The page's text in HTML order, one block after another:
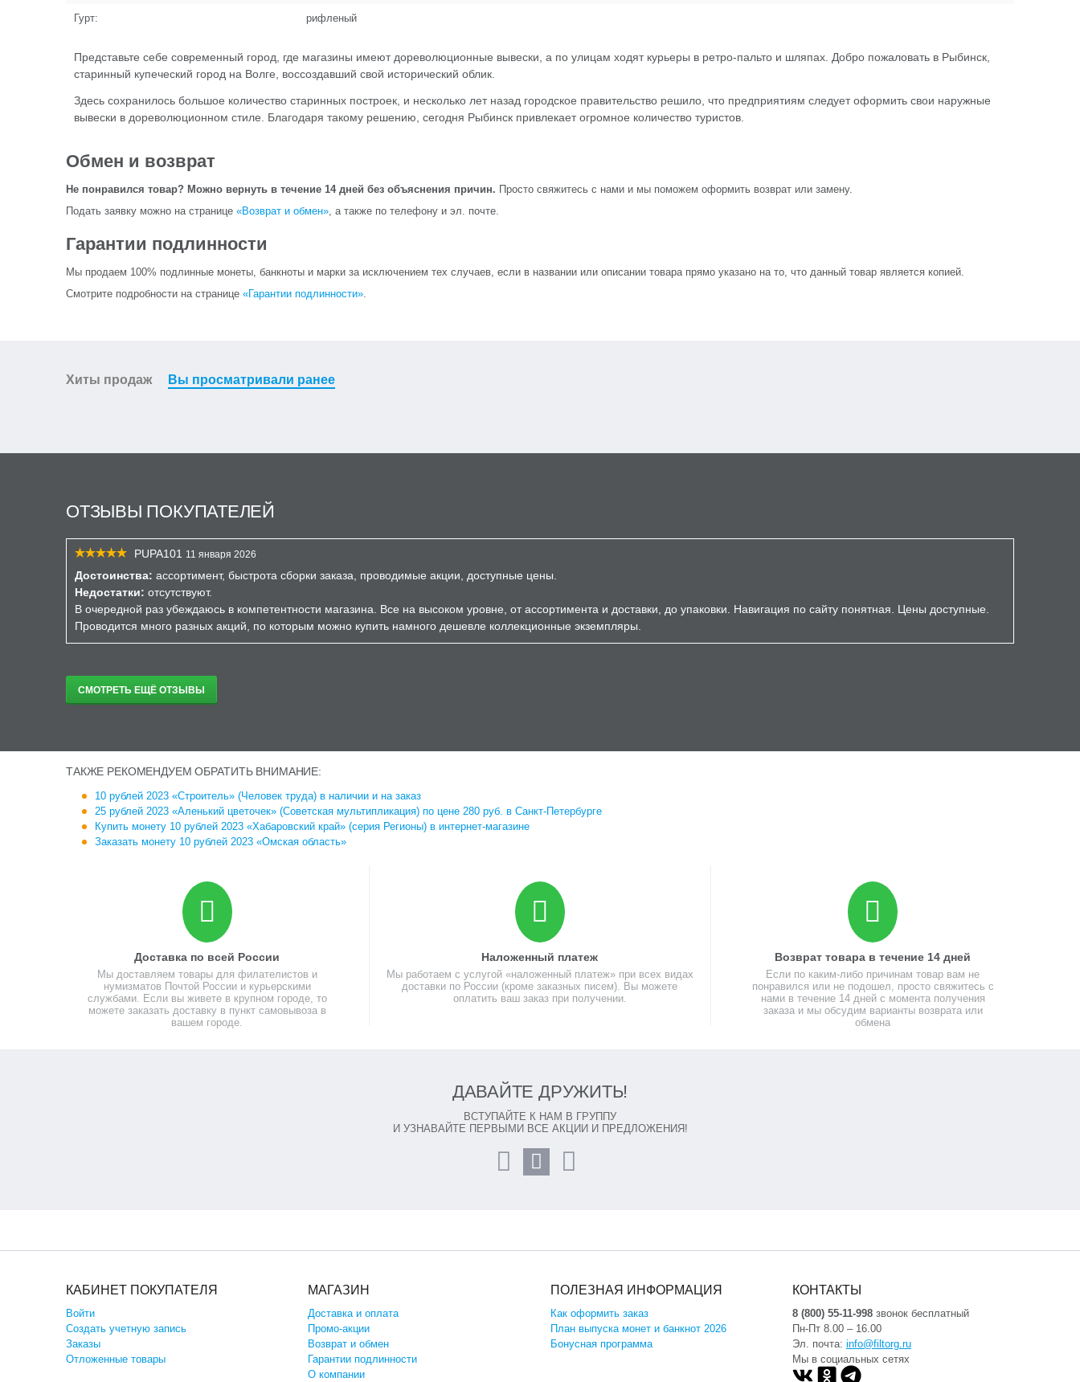
Гурт: рифленый
Представьте себе современный город, где магазины имеют дореволюционные вывески, а по улицам ходят курьеры в ретро-пальто и шляпах. Добро пожаловать в Рыбинск,
старинный купеческий город на Волге, воссоздавший свой исторический облик.
Здесь сохранилось большое количество старинных построек, и несколько лет назад городское правительство решило, что предприятиям следует оформить свои наружные
вывески в дореволюционном стиле. Благодаря такому решению, сегодня Рыбинск привлекает огромное количество туристов.
Обмен и возврат
Не понравился товар? Можно вернуть в течение 14 дней без объяснения причин. Просто свяжитесь с нами и мы поможем оформить возврат или замену.
Подать заявку можно на странице «Возврат и обмен», а также по телефону и эл. почте.
Гарантии подлинности
Мы продаем 100% подлинные монеты, банкноты и марки за исключением тех случаев, если в названии или описании товара прямо указано на то, что данный товар является копией.
Смотрите подробности на странице «Гарантии подлинности».
Хиты продаж Вы просматривали ранее
ОТЗЫВЫ ПОКУПАТЕЛЕЙ
PUPA101 11 января 2026
Достоинства: ассортимент, быстрота сборки заказа, проводимые акции, доступные цены.
Недостатки: отсутствуют.
В очередной раз убеждаюсь в компетентности магазина. Все на высоком уровне, от ассортимента и доставки, до упаковки. Навигация по сайту понятная. Цены доступные.
Проводится много разных акций, по которым можно купить намного дешевле коллекционные экземпляры.
СМОТРЕТЬ ЕЩЁ ОТЗЫВЫ
ТАКЖЕ РЕКОМЕНДУЕМ ОБРАТИТЬ ВНИМАНИЕ:
10 рублей 2023 «Строитель» (Человек труда) в наличии и на заказ
25 рублей 2023 «Аленький цветочек» (Советская мультипликация) по цене 280 руб. в Санкт-Петербурге
Купить монету 10 рублей 2023 «Хабаровский край» (серия Регионы) в интернет-магазине
Заказать монету 10 рублей 2023 «Омская область»
Доставка по всей России
Мы доставляем товары для филателистов и
нумизматов Почтой России и курьерскими
службами. Если вы живете в крупном городе, то
можете заказать доставку в пункт самовывоза в
вашем городе.
Наложенный платеж
Мы работаем с услугой «наложенный платеж» при всех видах
доставки по России (кроме заказных писем). Вы можете
оплатить ваш заказ при получении.
Возврат товара в течение 14 дней
Если по каким-либо причинам товар вам не
понравился или не подошел, просто свяжитесь с
нами в течение 14 дней с момента получения
заказа и мы обсудим варианты возврата или
обмена
ДАВАЙТЕ ДРУЖИТЬ!
ВСТУПАЙТЕ К НАМ В ГРУППУ
И УЗНАВАЙТЕ ПЕРВЫМИ ВСЕ АКЦИИ И ПРЕДЛОЖЕНИЯ!
КАБИНЕТ ПОКУПАТЕЛЯ
Войти
Создать учетную запись
Заказы
Отложенные товары
МАГАЗИН
Доставка и оплата
Промо-акции
Возврат и обмен
Гарантии подлинности
О компании
ПОЛЕЗНАЯ ИНФОРМАЦИЯ
Как оформить заказ
План выпуска монет и банкнот 2026
Бонусная программа
КОНТАКТЫ
8 (800) 55-11-998звонок бесплатный
Пн-Пт 8.00 – 16.00
Эл. почта: info@filtorg.ru
Мы в социальных сетях